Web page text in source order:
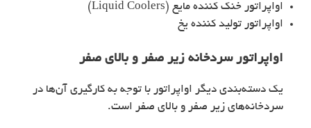
اواپراتور خنک کننده مایع (Liquid Coolers)
اواپراتور تولید کننده یخ
اواپراتور سردخانه زیر صفر و بالای صفر
یک دسته‌بندی دیگر اواپراتور با توجه به کارگیری آن‌ها در
سردخانه‌های زیر صفر و بالای صفر است.